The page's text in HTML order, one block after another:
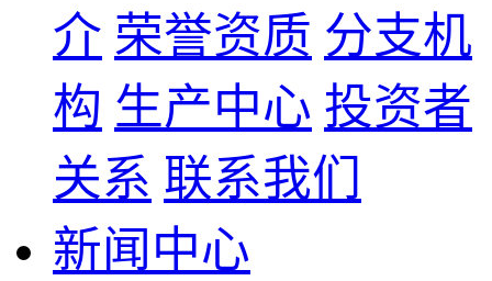
介 荣誉资质 分支机
构 生产中心 投资者
关系 联系我们
新闻中心